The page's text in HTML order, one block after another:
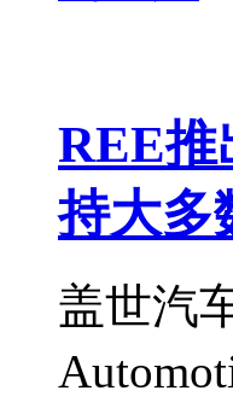
REE
持大多
盖世汽